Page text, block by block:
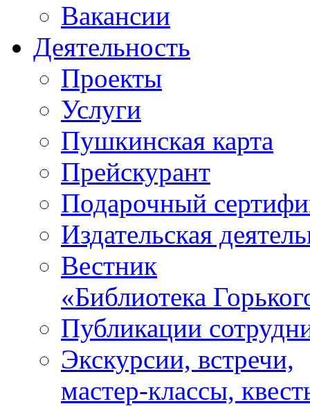
Вакансии
Деятельность
Проекты
Услуги
Пушкинская карта
Прейскурант
Подарочный
Издательская
Вестник
«Библиотека
Публикации
Экскурсии, встречи,
мастер-классы,